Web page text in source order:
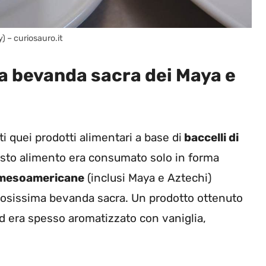
– curiosauro.it
sacra dei Maya e
quei prodotti alimentari a base di baccelli di
alimento era consumato solo in forma
(inclusi Maya e Aztechi)
bevanda sacra. Un prodotto ottenuto
era spesso aromatizzato con vaniglia,